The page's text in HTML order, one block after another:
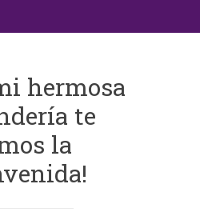
hermosa
te
la